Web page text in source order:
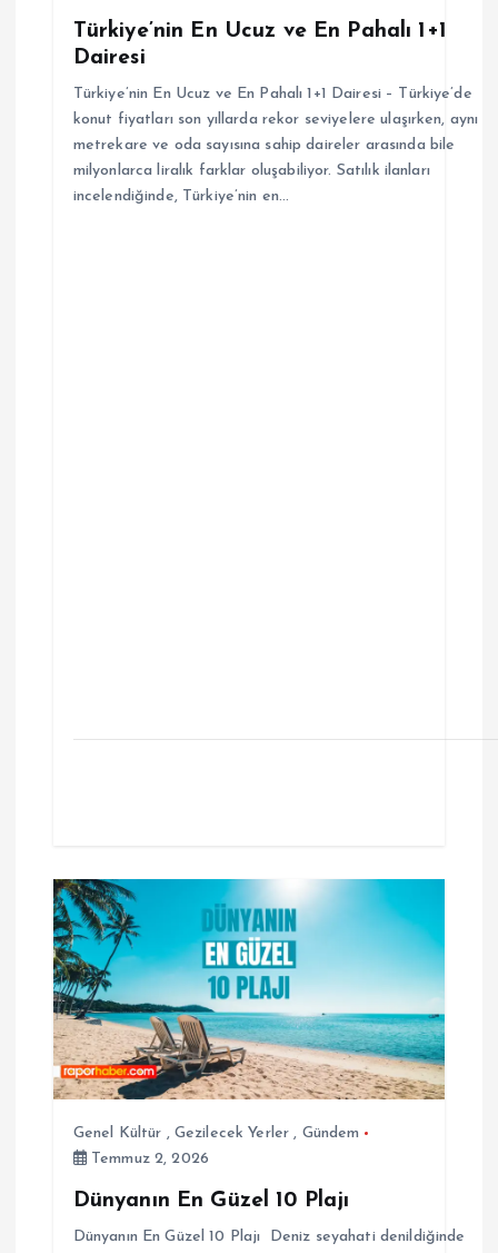
Türkiye’nin En Ucuz ve En Pahalı 1+1
Dairesi
Türkiye’nin En Ucuz ve En Pahalı 1+1 Dairesi – Türkiye’de
konut fiyatları son yıllarda rekor seviyelere ulaşırken, aynı
metrekare ve oda sayısına sahip daireler arasında bile
milyonlarca liralık farklar oluşabiliyor. Satılık ilanları
incelendiğinde, Türkiye’nin en…
Genel Kültür , Gezilecek Yerler , Gündem
Temmuz 2, 2026
Dünyanın En Güzel 10 Plajı
Dünyanın En Güzel 10 Plajı Deniz seyahati denildiğinde